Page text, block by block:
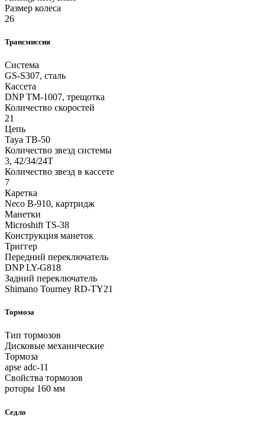
Размер колеса
26
Трансмиссия
Система
GS-S307, сталь
Кассета
DNP TM-1007, трещотка
Количество скоростей
21
Цепь
Taya TB-50
Количество звезд системы
3, 42/34/24T
Количество звезд в кассете
7
Каретка
Neco B-910, картридж
Манетки
Microshift TS-38
Конструкция манеток
Триггер
Передний переключатель
DNP LY-G818
Задний переключатель
Shimano Tourney RD-TY21
Тормоза
Тип тормозов
Дисковые механические
Тормоза
apse adc-11
Свойства тормозов
роторы 160 мм
Седло